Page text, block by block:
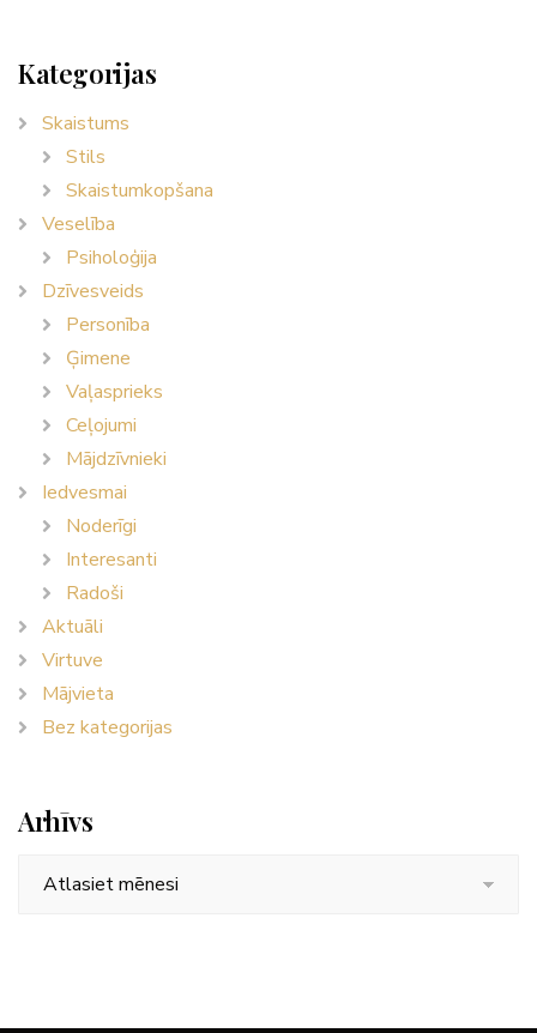
Kategorijas
Skaistums
Stils
Skaistumkopšana
Veselība
Psiholoģija
Dzīvesveids
Personība
Ģimene
Vaļasprieks
Ceļojumi
Mājdzīvnieki
Iedvesmai
Noderīgi
Interesanti
Radoši
Aktuāli
Virtuve
Mājvieta
Bez kategorijas
Arhīvs